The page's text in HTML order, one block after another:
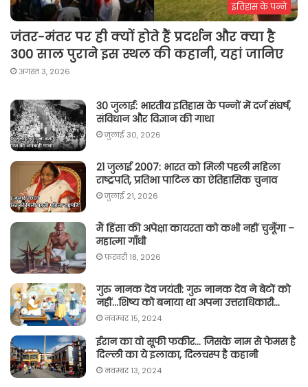
इतिहास के पन्ने
जंतर-मंतर पर ही क्यों होते हैं प्रदर्शन और क्या है
300 साल पुराने इस स्थल की कहानी, यहां जानिए
अगस्त 3, 2026
30 जुलाई: भारतीय इतिहास के पन्नों में दर्ज संघर्ष,
संविधान और विज्ञान की गाथा
जुलाई 30, 2026
21 जुलाई 2007: भारत को मिली पहली महिला
राष्ट्रपति, प्रतिभा पाटिल का ऐतिहासिक चुनाव
जुलाई 21, 2026
मैं हिंसा की अपेक्षा कायरता को कभी नहीं चुनूँगा –
महात्मा गाँधी
फ़रवरी 18, 2026
गुरु नानक देव जयंती: गुरु नानक देव ने बेटों को
नहीं…शिष्य को बनाया था अपना उत्तराधिकारी…
नवम्बर 15, 2024
ईरान का वो सूफी फकीर… जिसके नाम से फेमस है
दिल्ली का ये इलाका, दिलचस्प है कहानी
नवम्बर 13, 2024